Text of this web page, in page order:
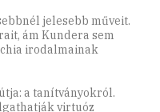
jelesebb műveit.
ám Kundera sem
irodalmainak
a tanítványokról.
virtuóz